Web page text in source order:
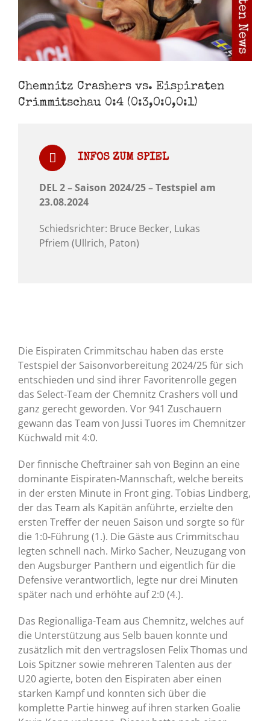
Chemnitz Crashers vs. Eispiraten
Crimmitschau 0:4 (0:3,0:0,0:1)
INFOS ZUM SPIEL
DEL 2 – Saison 2024/25 – Testspiel am
23.08.2024
Schiedsrichter: Bruce Becker, Lukas
Pfriem (Ullrich, Paton)
Die Eispiraten Crimmitschau haben das erste
Testspiel der Saisonvorbereitung 2024/25 für sich
entschieden und sind ihrer Favoritenrolle gegen
das Select-Team der Chemnitz Crashers voll und
ganz gerecht geworden. Vor 941 Zuschauern
gewann das Team von Jussi Tuores im Chemnitzer
Küchwald mit 4:0.
Der finnische Cheftrainer sah von Beginn an eine
dominante Eispiraten-Mannschaft, welche bereits
in der ersten Minute in Front ging. Tobias Lindberg,
der das Team als Kapitän anführte, erzielte den
ersten Treffer der neuen Saison und sorgte so für
die 1:0-Führung (1.). Die Gäste aus Crimmitschau
legten schnell nach. Mirko Sacher, Neuzugang von
den Augsburger Panthern und eigentlich für die
Defensive verantwortlich, legte nur drei Minuten
später nach und erhöhte auf 2:0 (4.).
Das Regionalliga-Team aus Chemnitz, welches auf
die Unterstützung aus Selb bauen konnte und
zusätzlich mit den vertragslosen Felix Thomas und
Lois Spitzner sowie mehreren Talenten aus der
U20 agierte, boten den Eispiraten aber einen
starken Kampf und konnten sich über die
komplette Partie hinweg auf ihren starken Goalie